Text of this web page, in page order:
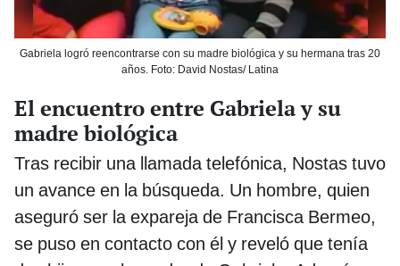
Gabriela logró reencontrarse con su madre biológica y su hermana tras 20
años. Foto: David Nostas/ Latina
El encuentro entre Gabriela y su
madre biológica
Tras recibir una llamada telefónica, Nostas tuvo
un avance en la búsqueda. Un hombre, quien
aseguró ser la expareja de Francisca Bermeo,
se puso en contacto con él y reveló que tenía